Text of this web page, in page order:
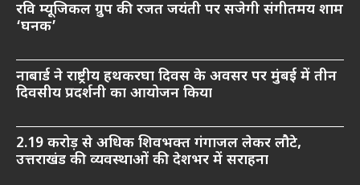
रवि म्यूजिकल ग्रुप की रजत जयंती पर सजेगी संगीतमय शाम
‘घनक’
नाबार्ड ने राष्ट्रीय हथकरघा दिवस के अवसर पर मुंबई में तीन
दिवसीय प्रदर्शनी का आयोजन किया
2.19 करोड़ से अधिक शिवभक्त गंगाजल लेकर लौटे,
उत्तराखंड की व्यवस्थाओं की देशभर में सराहना